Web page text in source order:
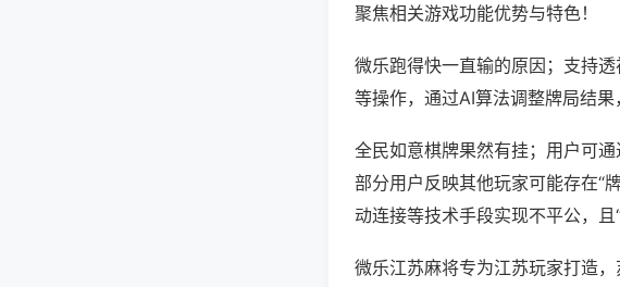
聚焦相关游戏功能优势与特色！
微乐跑得快一直输的原因；支持
等操作，通过AI算法调整牌局结果
全民如意棋牌果然有挂；用户可通
部分用户反映其他玩家可能存在“
动连接等技术手段实现不平公，且“
微乐江苏麻将专为江苏玩家打造